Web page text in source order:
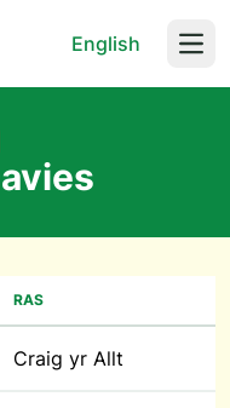
English
RAS
Craig yr Allt